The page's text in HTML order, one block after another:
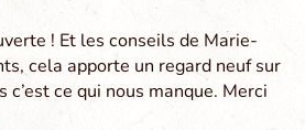
! Et les conseils de Marie-
cela apporte un regard neuf sur
ce qui nous manque. Merci